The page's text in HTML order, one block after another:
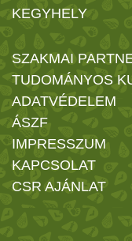
KEGYHELY
SZAKMAI
TUDOMÁNYOS
ADATVÉDELEM
ÁSZF
IMPRESSZUM
KAPCSOLAT
CSR AJÁNLAT